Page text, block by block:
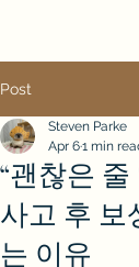
Post
“괜찮은
사고 후 보
는 이유
Steven Parke
Apr 61 min